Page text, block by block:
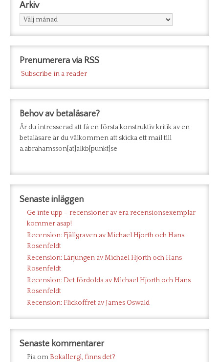
Arkiv
Arkiv
Prenumerera via RSS
Subscribe in a reader
Behov av betaläsare?
Är du intresserad att få en första konstruktiv kritik av en
betaläsare är du välkommen att skicka ett mail till
a.abrahamsson[at]alkb[punkt]se
Senaste inläggen
Ge inte upp – recensioner av era recensionsexemplar
kommer asap!
Recension: Fjällgraven av Michael Hjorth och Hans
Rosenfeldt
Recension: Lärjungen av Michael Hjorth och Hans
Rosenfeldt
Recension: Det fördolda av Michael Hjorth och Hans
Rosenfeldt
Recension: Flickoffret av James Oswald
Senaste kommentarer
Pia om Bokallergi, finns det?